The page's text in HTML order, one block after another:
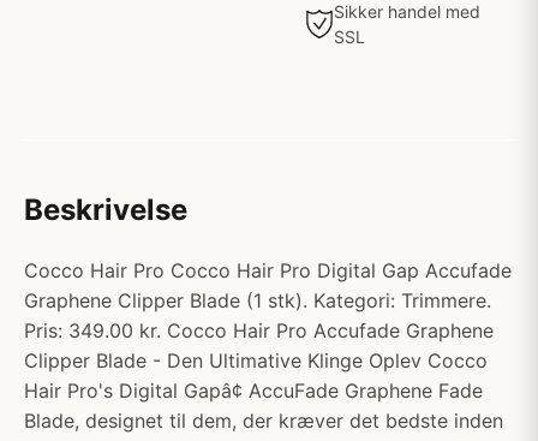
Sikker handel med
SSL
Beskrivelse
Cocco Hair Pro Cocco Hair Pro Digital Gap Accufade
Graphene Clipper Blade (1 stk). Kategori: Trimmere.
Pris: 349.00 kr. Cocco Hair Pro Accufade Graphene
Clipper Blade - Den Ultimative Klinge Oplev Cocco
Hair Pro's Digital Gapâ¢ AccuFade Graphene Fade
Blade, designet til dem, der kræver det bedste inden